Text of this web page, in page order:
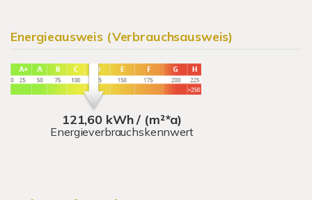
Energieausweis (Verbrauchsausweis)
121,60 kWh / (m²*a)
Energieverbrauchskennwert